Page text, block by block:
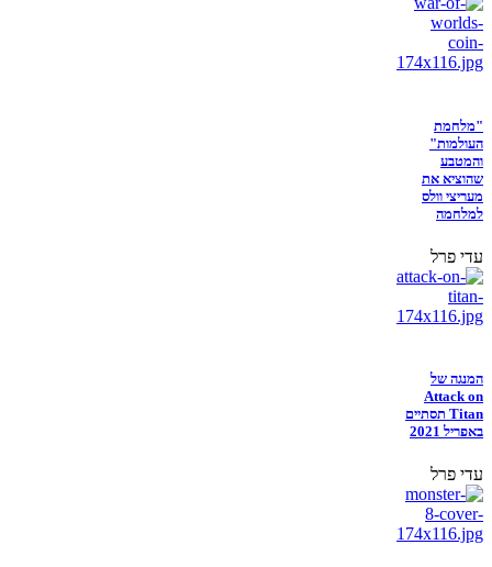
"מלחמת
העולמות"
והמטבע
שהוציא את
מעריצי וולס
למלחמה
עדי פרל
המנגה של
Attack on
Titan תסתיים
באפריל 2021
עדי פרל